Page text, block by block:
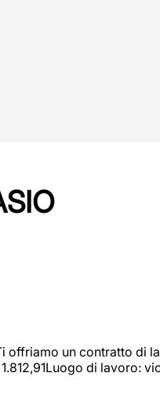
un contratto di
di lavoro: